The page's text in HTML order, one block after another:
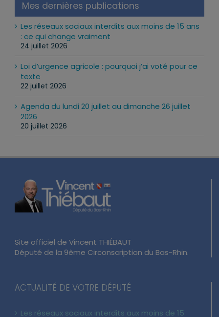
Mes dernières publications
Les réseaux sociaux interdits aux moins de 15 ans
: ce qui change vraiment
24 juillet 2026
Loi d’urgence agricole : pourquoi j’ai voté pour ce
texte
22 juillet 2026
Agenda du lundi 20 juillet au dimanche 26 juillet
2026
20 juillet 2026
Site officiel de Vincent THIÉBAUT